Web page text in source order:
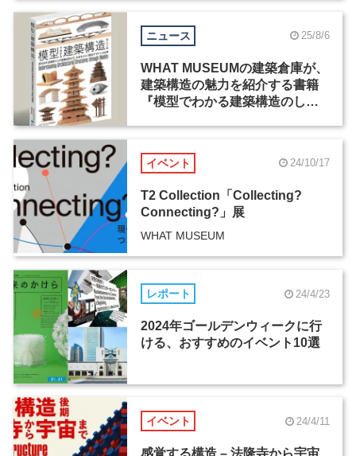
ニュース 25/8/6
WHAT MUSEUMの建築倉庫が、
建築構造の魅力を紹介する書籍
『模型でわかる建築構造のしく
イベント 24/10/17
T2 Collection「Collecting?
Connecting?」展
WHAT MUSEUM
レポート 24/4/23
2024年ゴールデンウィークに行
ける、おすすめのイベント10選
イベント 24/4/11
感覚する構造 – 法隆寺から宇宙